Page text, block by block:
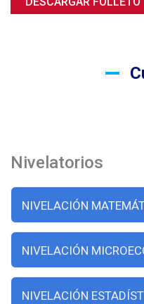
Nivelatorios
NIVELACIÓN
NIVELACIÓN
NIVELACIÓN